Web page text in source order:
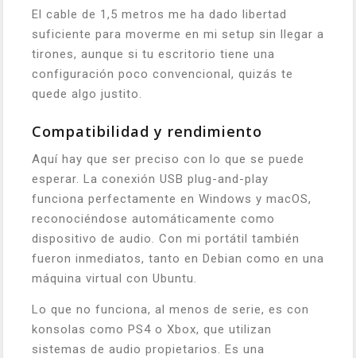
El cable de 1,5 metros me ha dado libertad
suficiente para moverme en mi setup sin llegar a
tirones, aunque si tu escritorio tiene una
configuración poco convencional, quizás te
quede algo justito.
Compatibilidad y rendimiento
Aquí hay que ser preciso con lo que se puede
esperar. La conexión USB plug-and-play
funciona perfectamente en Windows y macOS,
reconociéndose automáticamente como
dispositivo de audio. Con mi portátil también
fueron inmediatos, tanto en Debian como en una
máquina virtual con Ubuntu.
Lo que no funciona, al menos de serie, es con
konsolas como PS4 o Xbox, que utilizan
sistemas de audio propietarios. Es una